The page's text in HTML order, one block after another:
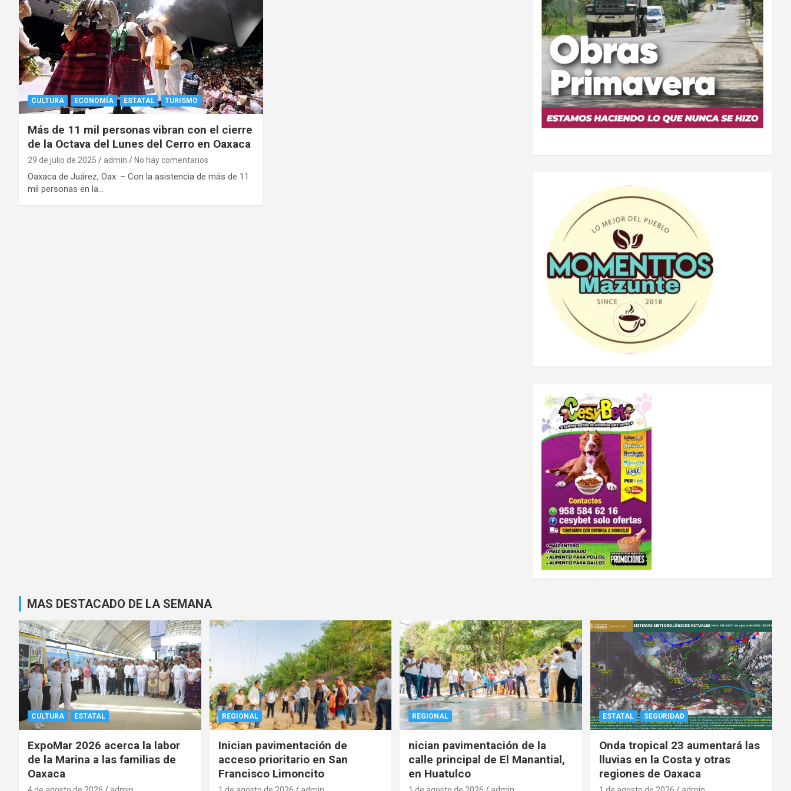
CULTURA ECONOMÍA ESTATAL TURISMO
Más de 11 mil personas vibran con el cierre
de la Octava del Lunes del Cerro en Oaxaca
29 de julio de 2025 admin No hay comentarios
Oaxaca de Juárez, Oax. – Con la asistencia de más de 11
mil personas en la…
MAS DESTACADO DE LA SEMANA
CULTURA ESTATAL
ExpoMar 2026 acerca la labor
de la Marina a las familias de
Oaxaca
REGIONAL
Inician pavimentación de
acceso prioritario en San
Francisco Limoncito
REGIONAL
nician pavimentación de la
calle principal de El Manantial,
en Huatulco
ESTATAL SEGURIDAD
Onda tropical 23 aumentará las
lluvias en la Costa y otras
regiones de Oaxaca